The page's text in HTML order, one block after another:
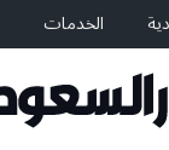
الخدمات